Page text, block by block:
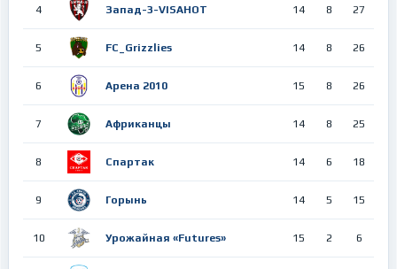
4 Запад-3-VISAHOT 14 8 27
5 FC_Grizzlies 14 8 26
6 Арена 2010 15 8 26
7 Африканцы 14 8 25
8 Спартак 14 6 18
9 Горынь 14 5 15
10 Урожайная «Futures» 15 2 6